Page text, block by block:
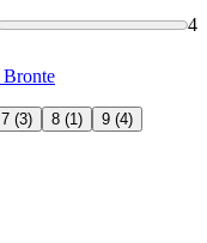
4
Bronte
7 (3) 8 (1) 9 (4)